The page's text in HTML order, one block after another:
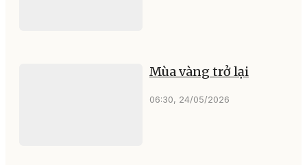
Mùa vàng trở lại
06:30, 24/05/2026